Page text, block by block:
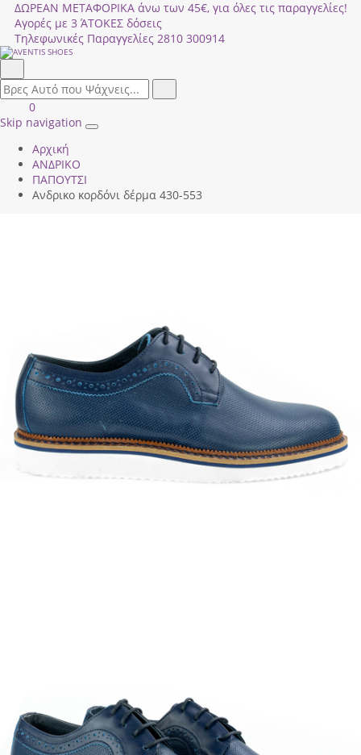
ΔΩΡΕΑΝ ΜΕΤΑΦΟΡΙΚΑ άνω των 45€, για όλες τις παραγγελίες!
Αγορές με 3 ΆΤΟΚΕΣ δόσεις
Τηλεφωνικές Παραγγελίες 2810 300914
field.search
Είσοδος
|
ΚΑΛΑΘΙ
ΑΓΟΡΩΝ
0
Skip navigation
Toggle
Αρχική
ΑΝΔΡΙΚΟ
ΠΑΠΟΥΤΣΙ
Ανδρικο κορδόνι δέρμα 430-553